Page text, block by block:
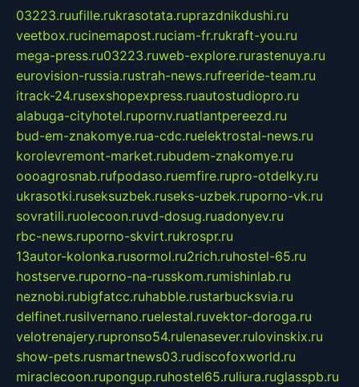
03223.ruufille.rukrasotata.ruprazdnikdushi.ru
veetbox.rucinemapost.ruciam-fr.rukraft-you.ru
mega-press.ru03223.ruweb-explore.rurastenuya.ru
eurovision-russia.rustrah-news.rufreeride-team.ru
itrack-24.rusexshopexpress.ruautostudiopro.ru
alabuga-cityhotel.rupornv.ruatlantpereezd.ru
bud-em-znakomye.rua-cdc.ruelektrostal-news.ru
korolevremont-market.rubudem-znakomye.ru
oooagrosnab.rufpodaso.ruemfire.rupro-otdelky.ru
ukrasotki.ruseksuzbek.ruseks-uzbek.ruporno-vk.ru
sovratili.ruolecoon.ruvd-dosug.ruadonyev.ru
rbc-news.ruporno-skvirt.rukrospr.ru
13autor-kolonka.rusormol.ru2rich.ruhostel-65.ru
hostserve.ruporno-na-russkom.rumishinlab.ru
neznobi.rubigfatcc.ruhabble.rustarbucksvia.ru
delfinet.rusilvernano.ruelestal.ruvektor-doroga.ru
velotrenajery.rupronso54.rulenasever.rulovinskix.ru
show-pets.rusmartnews03.rudiscofoxworld.ru
miraclecoon.rupongup.ruhostel65.ruliura.ruglasspb.ru